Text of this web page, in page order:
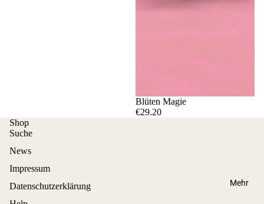
Mehr
Blüten Magie
€29.20
Shop
Suche
News
Impressum
Datenschutzerklärung